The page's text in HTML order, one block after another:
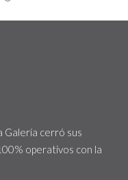
Galería cerró sus
operativos con la